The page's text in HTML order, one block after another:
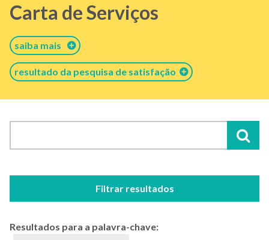
Carta de Serviços
saiba mais
resultado da pesquisa de satisfação
Filtrar resultados
Resultados para a palavra-chave: